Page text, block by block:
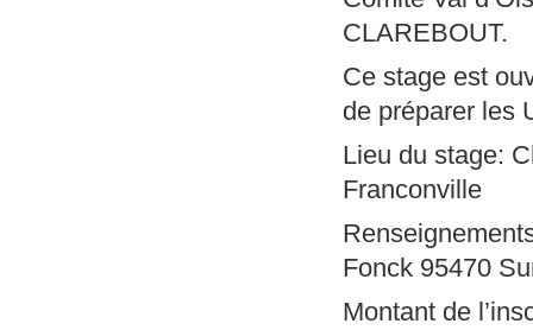
CLAREBOUT.
Ce stage est
de préparer les
Lieu du stage:
Franconville
Fonck 95470
Montant de